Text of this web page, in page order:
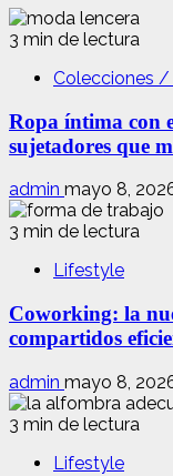
3 min de lectura
Colecciones /
Ropa íntima con
sujetadores que
admin mayo 8,
3 min de lectura
Lifestyle
Coworking: la
compartidos
admin mayo 8,
3 min de lectura
Lifestyle